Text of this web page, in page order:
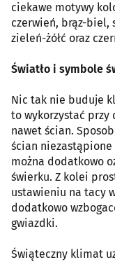
ciekawe motywy
czerwień, brąz-biel,
zieleń-żółć oraz
Światło i symbole
Nic tak nie buduje
to wykorzystać przy
nawet ścian.
ścian
można dodatkowo
świerku. Z kolei
ustawieniu na tacy
dodatkowo
gwiazdki.
Świąteczny klimat